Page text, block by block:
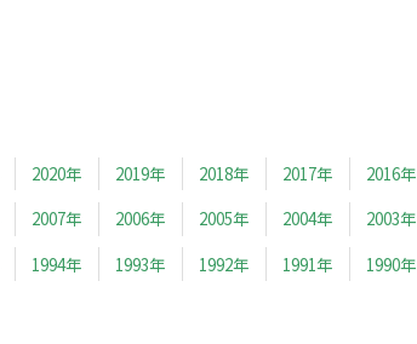
2020年 2019年 2018年 2017年 2016年
2007年 2006年 2005年 2004年 2003年
1994年 1993年 1992年 1991年 1990年